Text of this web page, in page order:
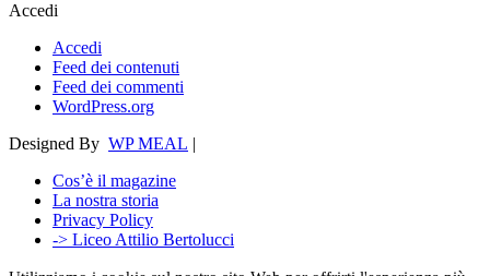
Accedi
Accedi
Feed dei contenuti
Feed dei commenti
WordPress.org
Designed By WP MEAL |
Cos’è il magazine
La nostra storia
Privacy Policy
-> Liceo Attilio Bertolucci